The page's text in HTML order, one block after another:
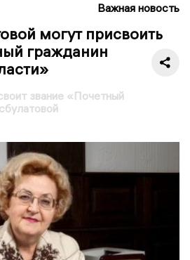
Важная новость
могут присвоить
гражданин
звание «Почетный